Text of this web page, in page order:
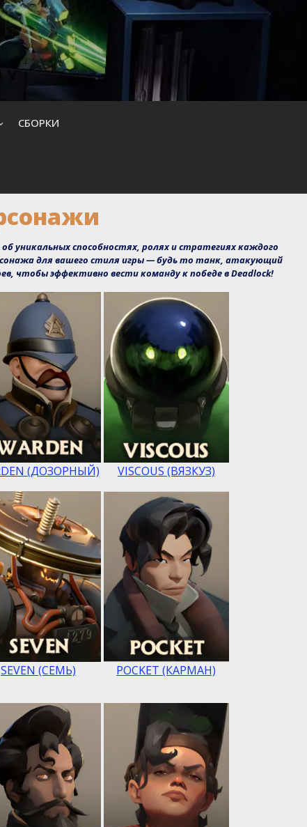
CБОРКИ
уникальных способностях, ролях и стратегиях каждого
для вашего стиля игры — будь то танк, атакующий
чтобы эффективно вести команду к победе в Deadlock!
(ДОЗОРНЫЙ) VISCOUS (ВЯЗКУЗ)
SEVEN (СЕМЬ) POCKET (КАРМАН)